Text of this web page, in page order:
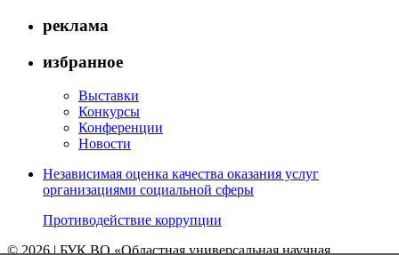
реклама
избранное
Выставки
Конкурсы
Конференции
Новости
Независимая оценка качества оказания услуг
организациями социальной сферы
Противодействие коррупции
© 2026 | БУК ВО «Областная универсальная научная